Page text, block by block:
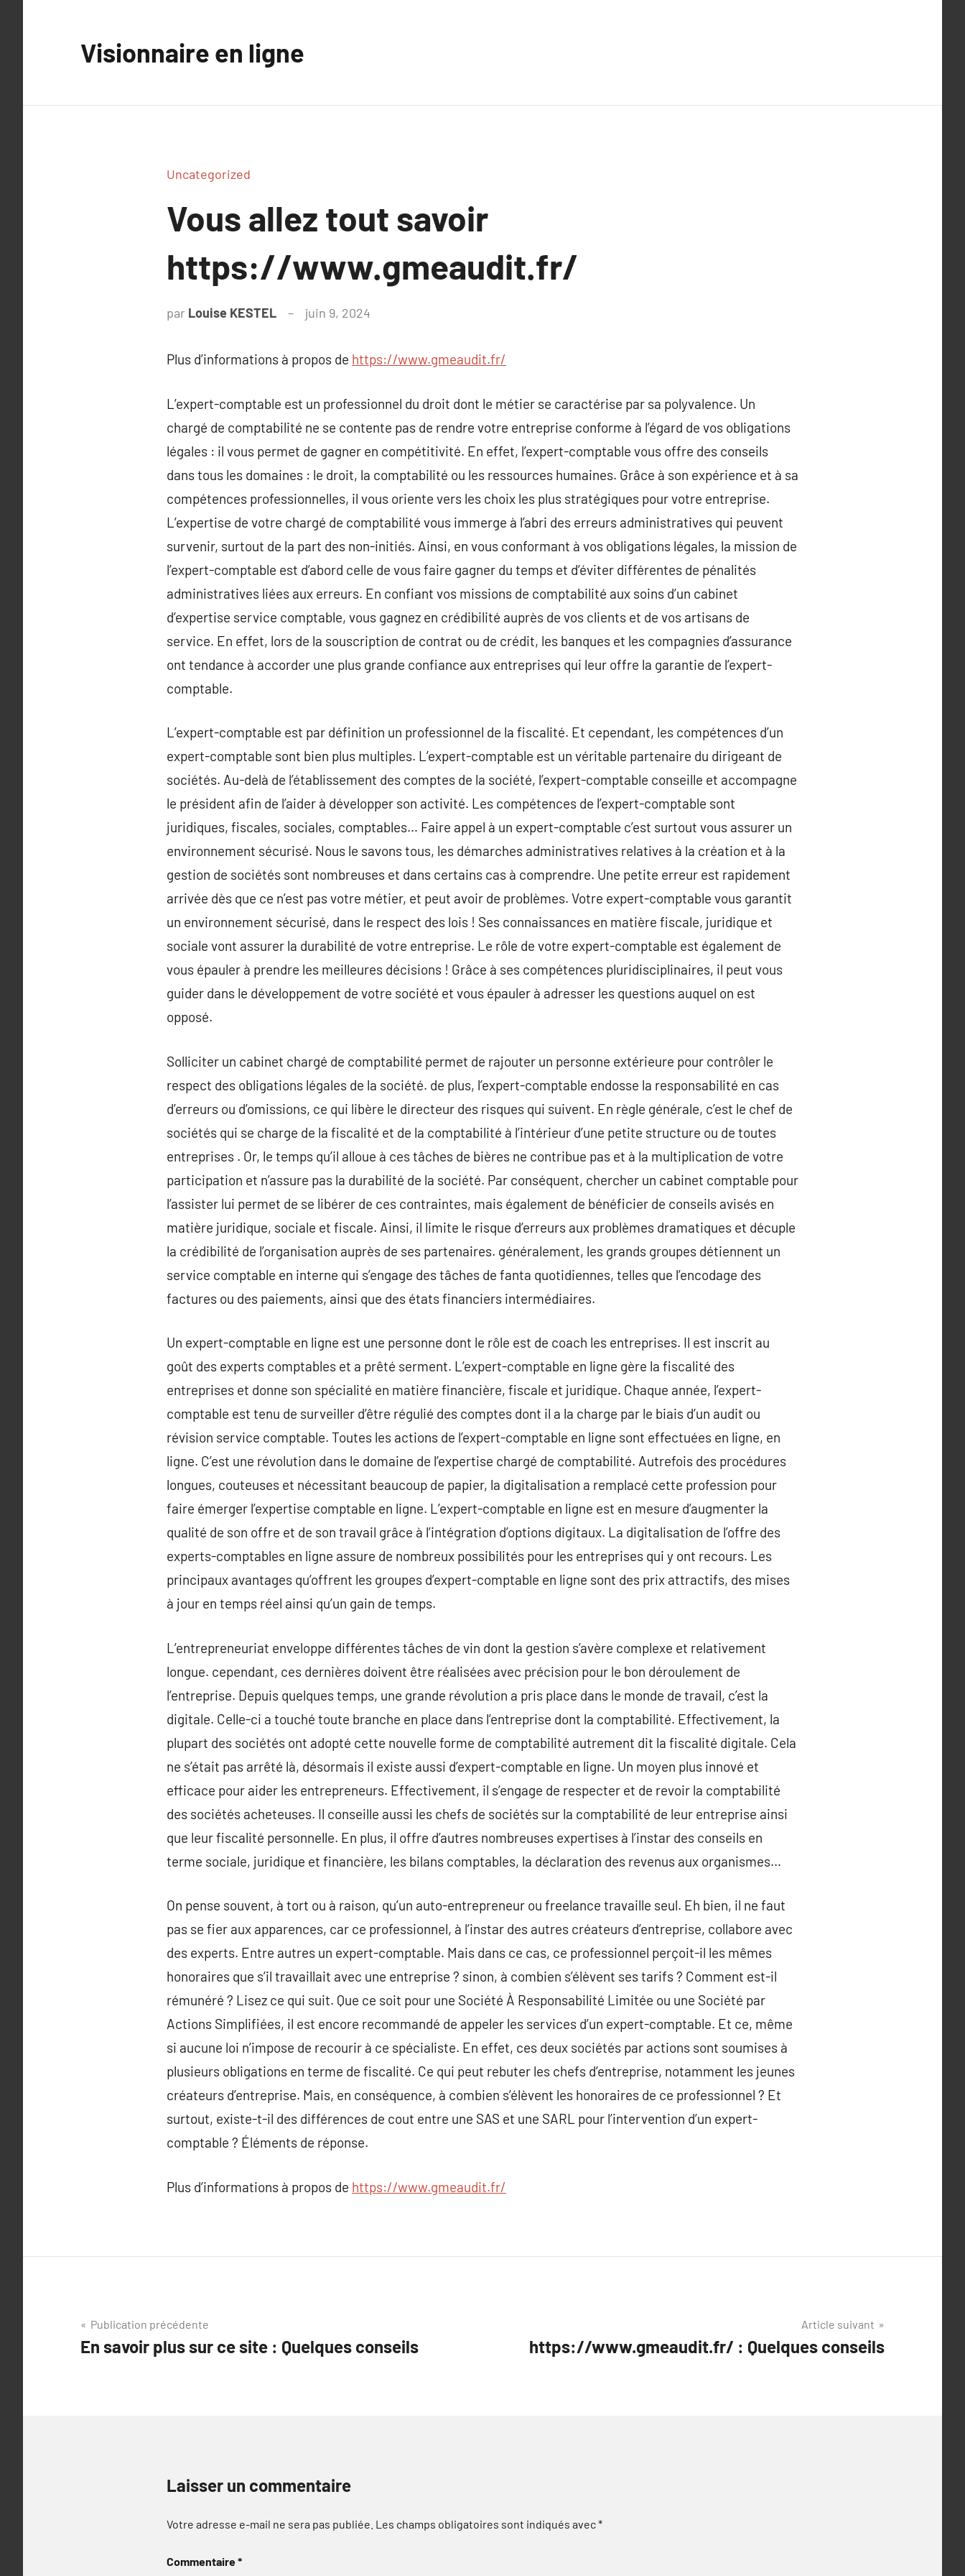
Visionnaire en ligne
Uncategorized
Vous allez tout savoir
https://www.gmeaudit.fr/
par Louise KESTEL juin 9, 2024
Plus d’informations à propos de https://www.gmeaudit.fr/
L’expert-comptable est un professionnel du droit dont le métier se caractérise par sa polyvalence. Un
chargé de comptabilité ne se contente pas de rendre votre entreprise conforme à l’égard de vos obligations
légales : il vous permet de gagner en compétitivité. En effet, l’expert-comptable vous offre des conseils
dans tous les domaines : le droit, la comptabilité ou les ressources humaines. Grâce à son expérience et à sa
compétences professionnelles, il vous oriente vers les choix les plus stratégiques pour votre entreprise.
L’expertise de votre chargé de comptabilité vous immerge à l’abri des erreurs administratives qui peuvent
survenir, surtout de la part des non-initiés. Ainsi, en vous conformant à vos obligations légales, la mission de
l’expert-comptable est d’abord celle de vous faire gagner du temps et d’éviter différentes de pénalités
administratives liées aux erreurs. En confiant vos missions de comptabilité aux soins d’un cabinet
d’expertise service comptable, vous gagnez en crédibilité auprès de vos clients et de vos artisans de
service. En effet, lors de la souscription de contrat ou de crédit, les banques et les compagnies d’assurance
ont tendance à accorder une plus grande confiance aux entreprises qui leur offre la garantie de l’expert-
comptable.
L’expert-comptable est par définition un professionnel de la fiscalité. Et cependant, les compétences d’un
expert-comptable sont bien plus multiples. L’expert-comptable est un véritable partenaire du dirigeant de
sociétés. Au-delà de l’établissement des comptes de la société, l’expert-comptable conseille et accompagne
le président afin de l’aider à développer son activité. Les compétences de l’expert-comptable sont
juridiques, fiscales, sociales, comptables… Faire appel à un expert-comptable c’est surtout vous assurer un
environnement sécurisé. Nous le savons tous, les démarches administratives relatives à la création et à la
gestion de sociétés sont nombreuses et dans certains cas à comprendre. Une petite erreur est rapidement
arrivée dès que ce n’est pas votre métier, et peut avoir de problèmes. Votre expert-comptable vous garantit
un environnement sécurisé, dans le respect des lois ! Ses connaissances en matière fiscale, juridique et
sociale vont assurer la durabilité de votre entreprise. Le rôle de votre expert-comptable est également de
vous épauler à prendre les meilleures décisions ! Grâce à ses compétences pluridisciplinaires, il peut vous
guider dans le développement de votre société et vous épauler à adresser les questions auquel on est
opposé.
Solliciter un cabinet chargé de comptabilité permet de rajouter un personne extérieure pour contrôler le
respect des obligations légales de la société. de plus, l’expert-comptable endosse la responsabilité en cas
d’erreurs ou d’omissions, ce qui libère le directeur des risques qui suivent. En règle générale, c’est le chef de
sociétés qui se charge de la fiscalité et de la comptabilité à l’intérieur d’une petite structure ou de toutes
entreprises . Or, le temps qu’il alloue à ces tâches de bières ne contribue pas et à la multiplication de votre
participation et n’assure pas la durabilité de la société. Par conséquent, chercher un cabinet comptable pour
l’assister lui permet de se libérer de ces contraintes, mais également de bénéficier de conseils avisés en
matière juridique, sociale et fiscale. Ainsi, il limite le risque d’erreurs aux problèmes dramatiques et décuple
la crédibilité de l’organisation auprès de ses partenaires. généralement, les grands groupes détiennent un
service comptable en interne qui s’engage des tâches de fanta quotidiennes, telles que l’encodage des
factures ou des paiements, ainsi que des états financiers intermédiaires.
Un expert-comptable en ligne est une personne dont le rôle est de coach les entreprises. Il est inscrit au
goût des experts comptables et a prêté serment. L’expert-comptable en ligne gère la fiscalité des
entreprises et donne son spécialité en matière financière, fiscale et juridique. Chaque année, l’expert-
comptable est tenu de surveiller d’être régulié des comptes dont il a la charge par le biais d’un audit ou
révision service comptable. Toutes les actions de l’expert-comptable en ligne sont effectuées en ligne, en
ligne. C’est une révolution dans le domaine de l’expertise chargé de comptabilité. Autrefois des procédures
longues, couteuses et nécessitant beaucoup de papier, la digitalisation a remplacé cette profession pour
faire émerger l’expertise comptable en ligne. L’expert-comptable en ligne est en mesure d’augmenter la
qualité de son offre et de son travail grâce à l’intégration d’options digitaux. La digitalisation de l’offre des
experts-comptables en ligne assure de nombreux possibilités pour les entreprises qui y ont recours. Les
principaux avantages qu’offrent les groupes d’expert-comptable en ligne sont des prix attractifs, des mises
à jour en temps réel ainsi qu’un gain de temps.
L’entrepreneuriat enveloppe différentes tâches de vin dont la gestion s’avère complexe et relativement
longue. cependant, ces dernières doivent être réalisées avec précision pour le bon déroulement de
l’entreprise. Depuis quelques temps, une grande révolution a pris place dans le monde de travail, c’est la
digitale. Celle-ci a touché toute branche en place dans l’entreprise dont la comptabilité. Effectivement, la
plupart des sociétés ont adopté cette nouvelle forme de comptabilité autrement dit la fiscalité digitale. Cela
ne s’était pas arrêté là, désormais il existe aussi d’expert-comptable en ligne. Un moyen plus innové et
efficace pour aider les entrepreneurs. Effectivement, il s’engage de respecter et de revoir la comptabilité
des sociétés acheteuses. Il conseille aussi les chefs de sociétés sur la comptabilité de leur entreprise ainsi
que leur fiscalité personnelle. En plus, il offre d’autres nombreuses expertises à l’instar des conseils en
terme sociale, juridique et financière, les bilans comptables, la déclaration des revenus aux organismes…
On pense souvent, à tort ou à raison, qu’un auto-entrepreneur ou freelance travaille seul. Eh bien, il ne faut
pas se fier aux apparences, car ce professionnel, à l’instar des autres créateurs d’entreprise, collabore avec
des experts. Entre autres un expert-comptable. Mais dans ce cas, ce professionnel perçoit-il les mêmes
honoraires que s’il travaillait avec une entreprise ? sinon, à combien s’élèvent ses tarifs ? Comment est-il
rémunéré ? Lisez ce qui suit. Que ce soit pour une Société À Responsabilité Limitée ou une Société par
Actions Simplifiées, il est encore recommandé de appeler les services d’un expert-comptable. Et ce, même
si aucune loi n’impose de recourir à ce spécialiste. En effet, ces deux sociétés par actions sont soumises à
plusieurs obligations en terme de fiscalité. Ce qui peut rebuter les chefs d’entreprise, notamment les jeunes
créateurs d’entreprise. Mais, en conséquence, à combien s’élèvent les honoraires de ce professionnel ? Et
surtout, existe-t-il des différences de cout entre une SAS et une SARL pour l’intervention d’un expert-
comptable ? Éléments de réponse.
Plus d’informations à propos de https://www.gmeaudit.fr/
Navigation
de
Publication précédente
En savoir plus sur ce site : Quelques conseils
Article suivant
https://www.gmeaudit.fr/ : Quelques conseils
Laisser un commentaire
Votre adresse e-mail ne sera pas publiée. Les champs obligatoires sont indiqués avec*
Commentaire*